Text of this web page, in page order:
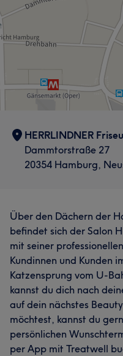
HERRLINDNER
Dammtorstraße 27
20354 Hamburg,
Über den Dächern der
befindet sich der Salon
mit seiner
Kundinnen und Kunden
Katzensprung vom U-
kannst du dich nach
auf dein nächstes
möchtest, kannst du
persönlichen
per App mit Treatwell